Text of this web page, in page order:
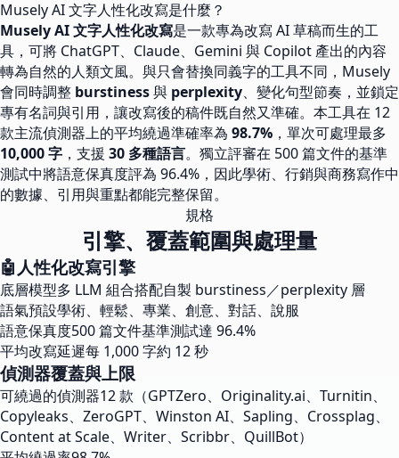
Musely AI 文字人性化改寫是什麼？
Musely AI 文字人性化改寫是一款專為改寫 AI 草稿而生的工
具，可將 ChatGPT、Claude、Gemini 與 Copilot 產出的內容
轉為自然的人類文風。與只會替換同義字的工具不同，Musely
會同時調整 burstiness與 perplexity、變化句型節奏，並鎖定
專有名詞與引用，讓改寫後的稿件既自然又準確。本工具在 12
款主流偵測器上的平均繞過準確率為 98.7% ，單次可處理最多
10,000 字 ，支援 30 多種語言。獨立評審在 500 篇文件的基準
測試中將語意保真度評為 96.4%，因此學術、行銷與商務寫作中
的數據、引用與重點都能完整保留。
規格
引擎、覆蓋範圍與處理量
🤖 人性化改寫引擎
底層模型多 LLM 組合搭配自製 burstiness／perplexity 層
語氣預設學術、輕鬆、專業、創意、對話、說服
語意保真度500 篇文件基準測試達 96.4%
平均改寫延遲每 1,000 字約 12 秒
偵測器覆蓋與上限
可繞過的偵測器12 款（GPTZero、Originality.ai、Turnitin、
Copyleaks、ZeroGPT、Winston AI、Sapling、Crossplag、
Content at Scale、Writer、Scribbr、QuillBot）